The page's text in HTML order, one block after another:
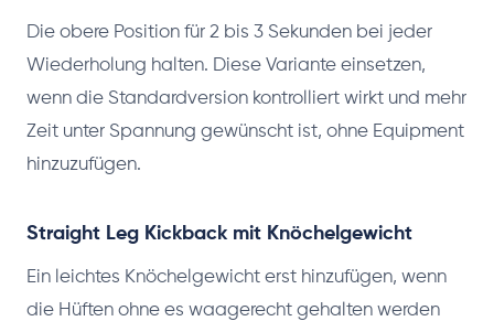
Die obere Position für 2 bis 3 Sekunden bei jeder
Wiederholung halten. Diese Variante einsetzen,
wenn die Standardversion kontrolliert wirkt und mehr
Zeit unter Spannung gewünscht ist, ohne Equipment
hinzuzufügen.
Straight Leg Kickback mit Knöchelgewicht
Ein leichtes Knöchelgewicht erst hinzufügen, wenn
die Hüften ohne es waagerecht gehalten werden